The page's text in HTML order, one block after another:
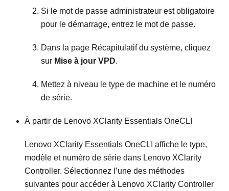
Si le mot de passe administrateur est obligatoire
pour le démarrage, entrez le mot de passe.
Dans la page Récapitulatif du système, cliquez
sur Mise à jour VPD.
Mettez à niveau le type de machine et le numéro
de série.
À partir de Lenovo XClarity Essentials OneCLI
Lenovo XClarity Essentials OneCLI affiche le type,
modèle et numéro de série dans Lenovo XClarity
Controller. Sélectionnez l’une des méthodes
suivantes pour accéder à Lenovo XClarity Controller